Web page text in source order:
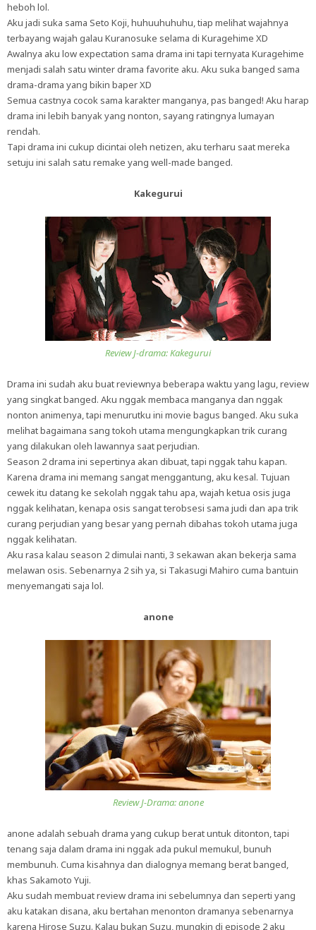
heboh lol.
Aku jadi suka sama Seto Koji, huhuuhuhuhu, tiap melihat wajahnya
terbayang wajah galau Kuranosuke selama di Kuragehime XD
Awalnya aku low expectation sama drama ini tapi ternyata Kuragehime
menjadi salah satu winter drama favorite aku. Aku suka banged sama
drama-drama yang bikin baper XD
Semua castnya cocok sama karakter manganya, pas banged! Aku harap
drama ini lebih banyak yang nonton, sayang ratingnya lumayan
rendah.
Tapi drama ini cukup dicintai oleh netizen, aku terharu saat mereka
setuju ini salah satu remake yang well-made banged.
Kakegurui
Review J-drama: Kakegurui
Drama ini sudah aku buat reviewnya beberapa waktu yang lagu, review
yang singkat banged. Aku nggak membaca manganya dan nggak
nonton animenya, tapi menurutku ini movie bagus banged. Aku suka
melihat bagaimana sang tokoh utama mengungkapkan trik curang
yang dilakukan oleh lawannya saat perjudian.
Season 2 drama ini sepertinya akan dibuat, tapi nggak tahu kapan.
Karena drama ini memang sangat menggantung, aku kesal. Tujuan
cewek itu datang ke sekolah nggak tahu apa, wajah ketua osis juga
nggak kelihatan, kenapa osis sangat terobsesi sama judi dan apa trik
curang perjudian yang besar yang pernah dibahas tokoh utama juga
nggak kelihatan.
Aku rasa kalau season 2 dimulai nanti, 3 sekawan akan bekerja sama
melawan osis. Sebenarnya 2 sih ya, si Takasugi Mahiro cuma bantuin
menyemangati saja lol.
anone
Review J-Drama: anone
anone adalah sebuah drama yang cukup berat untuk ditonton, tapi
tenang saja dalam drama ini nggak ada pukul memukul, bunuh
membunuh. Cuma kisahnya dan dialognya memang berat banged,
khas Sakamoto Yuji.
Aku sudah membuat review drama ini sebelumnya dan seperti yang
aku katakan disana, aku bertahan menonton dramanya sebenarnya
karena Hirose Suzu. Kalau bukan Suzu, mungkin di episode 2 aku